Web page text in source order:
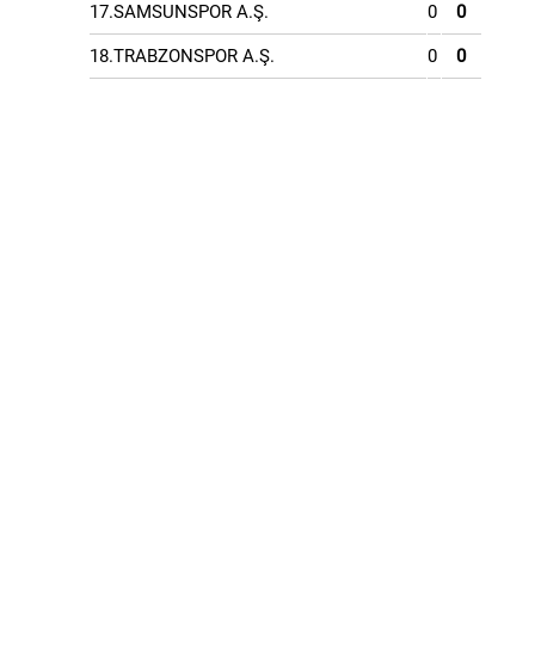
17.SAMSUNSPOR A.Ş. 0 0
18.TRABZONSPOR A.Ş. 0 0